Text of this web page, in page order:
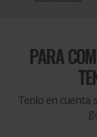
PARA
Tenlo en cuenta